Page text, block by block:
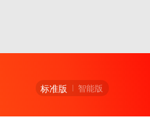
标准版 智能版